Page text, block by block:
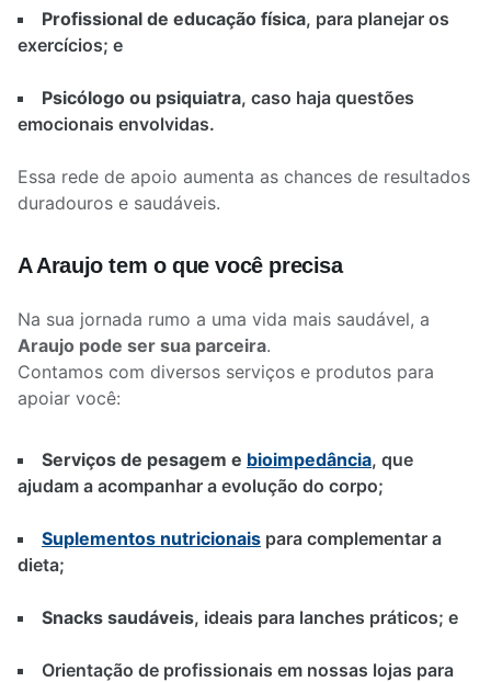
Profissional de educação física, para planejar os
exercícios; e
Psicólogo ou psiquiatra, caso haja questões
emocionais envolvidas.
Essa rede de apoio aumenta as chances de resultados
duradouros e saudáveis.
A Araujo tem o que você precisa
Na sua jornada rumo a uma vida mais saudável, a
Araujo pode ser sua parceira.
Contamos com diversos serviços e produtos para
apoiar você:
Serviços de pesagem e bioimpedância, que
ajudam a acompanhar a evolução do corpo;
Suplementos nutricionais para complementar a
dieta;
Snacks saudáveis, ideais para lanches práticos; e
Orientação de profissionais em nossas lojas para